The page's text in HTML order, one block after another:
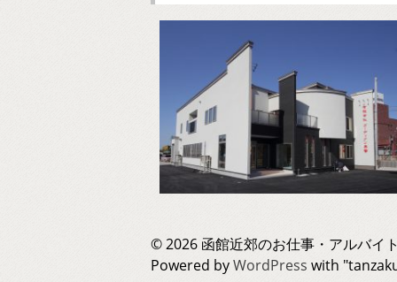
© 2026 函館近郊のお仕事・アルバイ
Powered byWordPress with